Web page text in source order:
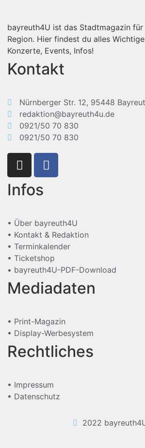
bayreuth4U ist das Stadtmagazin
Region. Hier findest du alles
Konzerte, Events, Infos!
Kontakt
Nürnberger Str. 12, 95448
redaktion@bayreuth4u.de
0921/50 70 830
0921/50 70 830
Infos
• Über bayreuth4U
• Kontakt & Redaktion
• Terminkalender
• Ticketshop
• bayreuth4U-PDF-Download
Mediadaten
• Print-Magazin
• Display-Werbesystem
Rechtliches
• Impressum
• Datenschutz
2022